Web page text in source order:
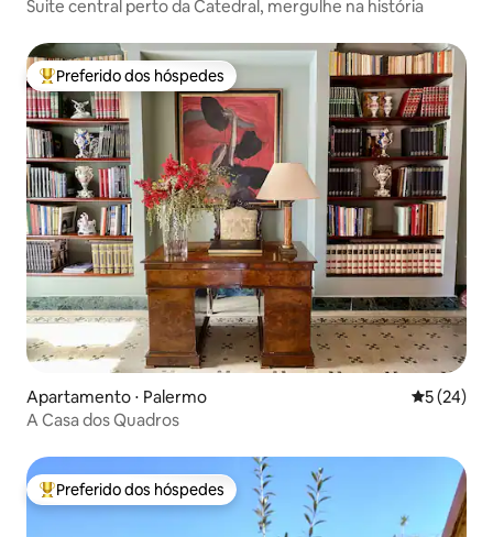
Suite central perto da Catedral, mergulhe na história
Entre os melhores preferidos dos hóspedes
Preferido dos hóspedes
Apartamento ⋅ Palermo 5 de uma
5 (24)
A Casa dos Quadros
Entre os melhores preferidos dos hóspedes
Preferido dos hóspedes